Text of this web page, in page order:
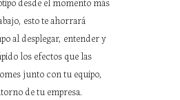
esto te ahorrará
al desplegar, entender y
los efectos que las
junto con tu equipo,
de tu empresa.